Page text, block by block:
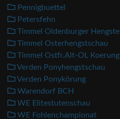
Pennigbuettel
Petersfehn
Timmel Oldenburger Hengste
Timmel Osterhengstschau
Timmel Ostfr.Alt-OL Koerung
Verden Ponyhengstschau
Verden Ponykörung
Warendorf BCH
WE Elitestutenschau
WE Fohlenchampionat